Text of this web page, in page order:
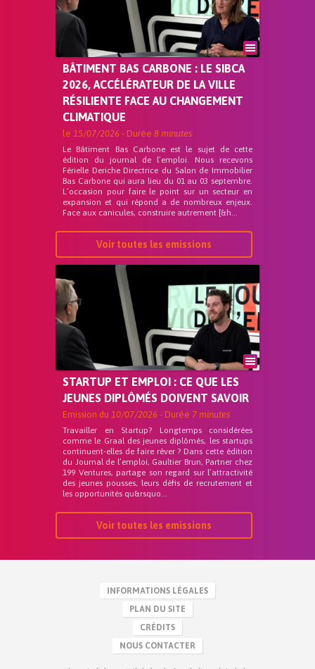
BÂTIMENT BAS CARBONE : LE SIBCA
2026, ACCÉLÉRATEUR DE LA VILLE
RÉSILIENTE FACE AU CHANGEMENT
CLIMATIQUE
le 15/07/2026 - Durée 8 minutes
Le Bâtiment Bas Carbone est le sujet de cette
édition du journal de l’emploi. Nous recevons
Férielle Deriche Directrice du Salon de Immobilier
Bas Carbone qui aura lieu du 01 au 03 septembre.
L’occasion pour faire le point sur un secteur en
expansion et qui répond a de nombreux enjeux.
Face aux canicules, construire autrement [&h...
Voir toutes les emissions
STARTUP ET EMPLOI : CE QUE LES
JEUNES DIPLÔMÉS DOIVENT SAVOIR
Emission du 10/07/2026 - Durée 7 minutes
Travailler en Startup? Longtemps considérées
comme le Graal des jeunes diplômés, les startups
continuent-elles de faire rêver ? Dans cette édition
du Journal de l’emploi, Gaultier Brun, Partner chez
199 Ventures, partage son regard sur l’attractivité
des jeunes pousses, leurs défis de recrutement et
les opportunités qu&rsquo...
Voir toutes les emissions
INFORMATIONS LÉGALES
PLAN DU SITE
CRÉDITS
NOUS CONTACTER